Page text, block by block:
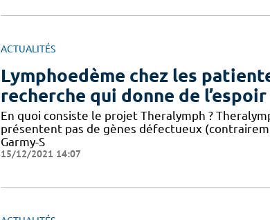
ACTUALITÉS
Lymphoedème chez les
recherche qui donne de l’espoir
En quoi consiste le projet Theralymph ?
présentent pas de gènes défectueux
Garmy-S
15/12/2021 14:07